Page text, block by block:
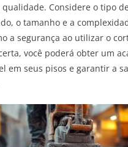
qualidade. Considere o tipo
o tamanho e a
a segurança ao utilizar o
você poderá obter um
em seus pisos e garantir a